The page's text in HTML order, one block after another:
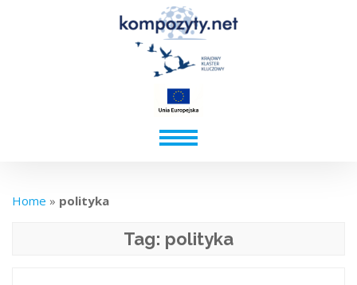
Home » polityka
Tag: polityka